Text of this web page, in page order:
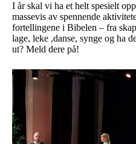
I år skal vi ha et helt spesielt
massevis av spennende
fortellingene i Bibelen – fra
lage, leke ,danse, synge og ha
ut? Meld dere på!